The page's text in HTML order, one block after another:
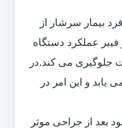
بیمار سرشار از
عملکرد دستگاه
جلوگیری می کند.در
یابد و این امر در
بعد از جراحی موثر